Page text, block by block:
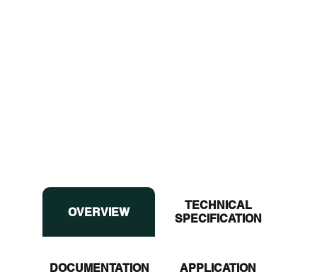
DOCUMENTATION
OVERVIEW
OVERVIEW
TECHNICAL
SPECIFICATION
APPLICATION